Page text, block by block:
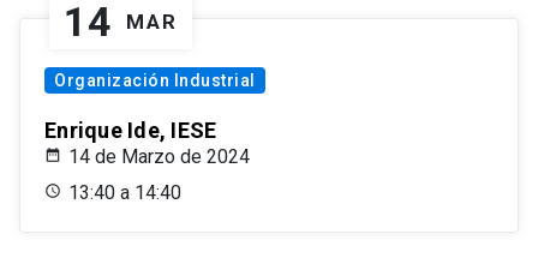
14 MAR
Organización Industrial
Enrique Ide, IESE
14 de Marzo de 2024
13:40 a 14:40